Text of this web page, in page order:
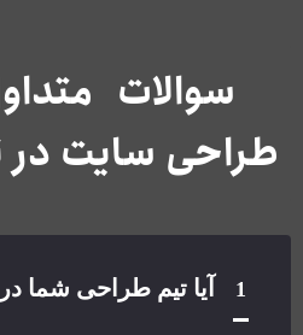
سوالات
طراحی سایت در
1 آیا تیم طراحی شما